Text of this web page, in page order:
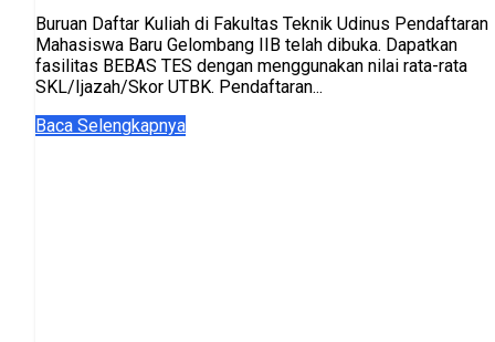
Buruan Daftar Kuliah di Fakultas Teknik Udinus Pendaftaran
Mahasiswa Baru Gelombang IIB telah dibuka. Dapatkan
fasilitas BEBAS TES dengan menggunakan nilai rata-rata
SKL/Ijazah/Skor UTBK. Pendaftaran...
Baca Selengkapnya